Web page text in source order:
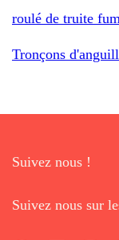
roulé de truite
Tronçons
Suivez nous !
Suivez nous sur